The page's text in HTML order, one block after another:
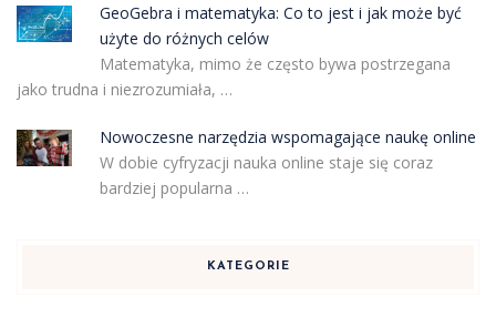
GeoGebra i matematyka: Co to jest i jak może być
użyte do różnych celów
Matematyka, mimo że często bywa postrzegana
jako trudna i niezrozumiała, …
Nowoczesne narzędzia wspomagające naukę online
W dobie cyfryzacji nauka online staje się coraz
bardziej popularna …
KATEGORIE